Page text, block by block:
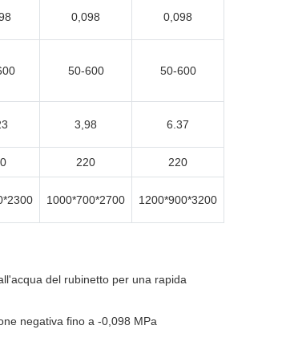
0,098 0,098
50-600 50-600
3,98 6.37
220 220
1000*700*2700 1200*900*3200
del rubinetto per una rapida
negativa fino a -0,098 MPa